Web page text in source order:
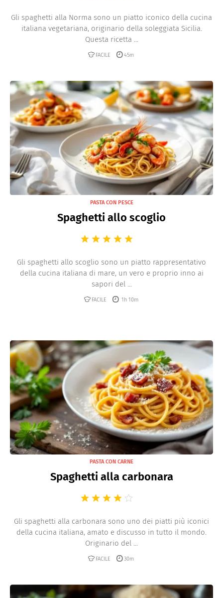
Gli spaghetti alla Norma sono un piatto iconico della cucina
italiana vegetariana, originario della soleggiata Sicilia.
Questa ricetta ...
FACILE 45m
PASTA CON PESCE
Spaghetti allo scoglio
Gli spaghetti allo scoglio sono un piatto rappresentativo
della cucina italiana di mare, un vero e proprio inno ai
sapori del ...
FACILE 1h 10m
PASTA CON CARNE
Spaghetti alla carbonara
Gli spaghetti alla carbonara sono uno dei piatti più iconici
della cucina italiana, amato e discusso in tutto il mondo.
Originario del ...
FACILE 30m